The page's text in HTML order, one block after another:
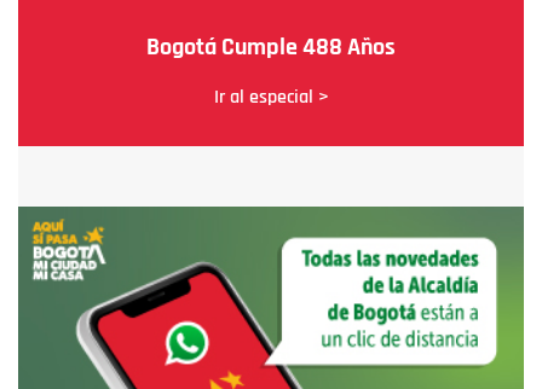
Bogotá Cumple 488 Años
Ir al especial >